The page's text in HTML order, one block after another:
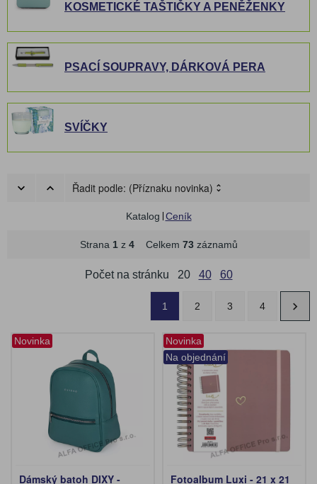
KOSMETICKÉ TAŠTIČKY A PENĚŽENKY
PSACÍ SOUPRAVY, DÁRKOVÁ PERA
SVÍČKY
Řadit podle: (Příznaku novinka)
Katalog Ceník
Strana 1z 4Celkem 73záznamů
Počet na stránku 20 40 60
1 2 3 4
Novinka
Dámský batoh DIXY -
Novinka
Na objednání
Fotoalbum Luxi - 21 x 21